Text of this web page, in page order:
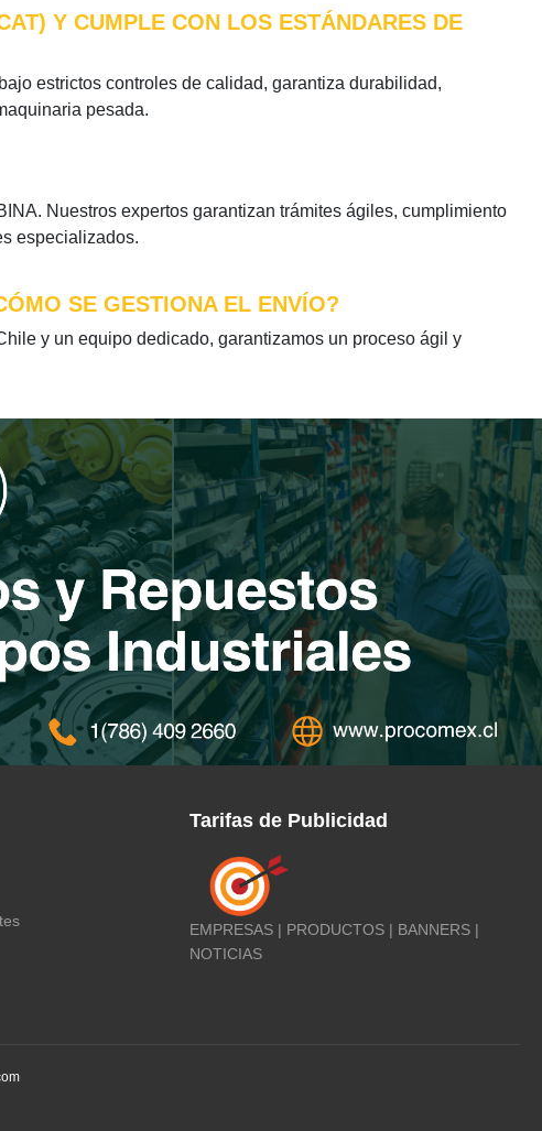
Y CUMPLE CON LOS ESTÁNDARES DE
estrictos controles de calidad, garantiza durabilidad,
pesada.
Nuestros expertos garantizan trámites ágiles, cumplimiento
especializados.
SE GESTIONA EL ENVÍO?
y un equipo dedicado, garantizamos un proceso ágil y
Tarifas de Publicidad
EMPRESAS | PRODUCTOS | BANNERS |
NOTICIAS